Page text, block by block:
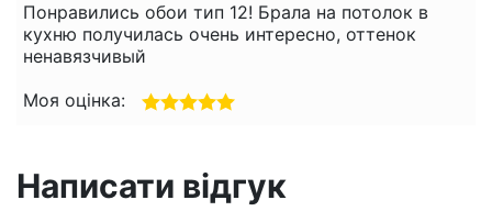
Понравились обои тип 12! Брала на потолок в
кухню получилась очень интересно, оттенок
ненавязчивый
Моя оцінка:
Написати відгук